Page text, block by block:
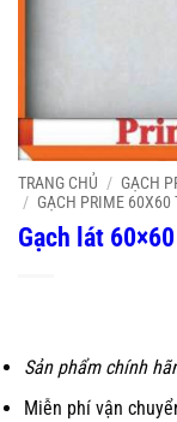
TRANG CHỦ / GẠCH
/ GẠCH PRIME 60X60
Gạch lát
Sản phẩm chính
Miễn phí vận